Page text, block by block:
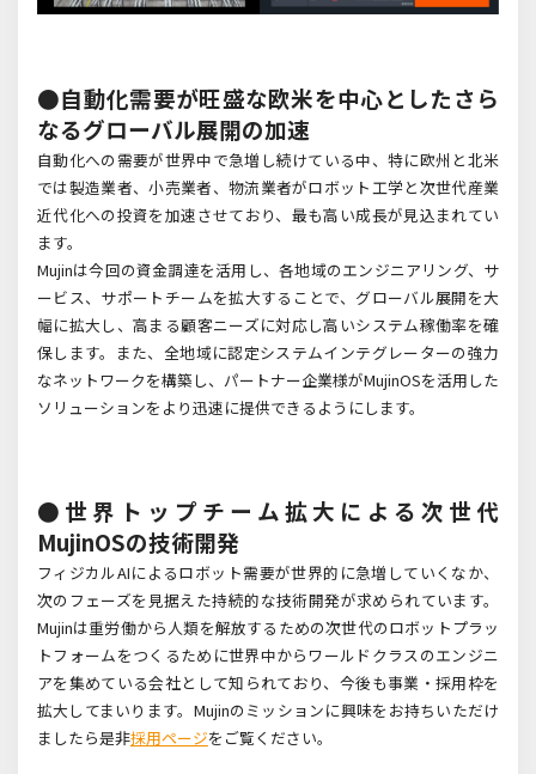
●自動化需要が旺盛な欧米を中心としたさら
なるグローバル展開の加速
自動化への需要が世界中で急増し続けている中、特に欧州と北米
では製造業者、小売業者、物流業者がロボット工学と次世代産業
近代化への投資を加速させており、最も高い成長が見込まれてい
ます。
Mujinは今回の資金調達を活用し、各地域のエンジニアリング、サ
ービス、サポートチームを拡大することで、グローバル展開を大
幅に拡大し、高まる顧客ニーズに対応し高いシステム稼働率を確
保します。また、全地域に認定システムインテグレーターの強力
なネットワークを構築し、パートナー企業様がMujinOSを活用した
ソリューションをより迅速に提供できるようにします。
●世界トップチーム拡大による次世代
MujinOSの技術開発
フィジカルAIによるロボット需要が世界的に急増していくなか、
次のフェーズを見据えた持続的な技術開発が求められています。
Mujinは重労働から人類を解放するための次世代のロボットプラッ
トフォームをつくるために世界中からワールドクラスのエンジニ
アを集めている会社として知られており、今後も事業・採用枠を
拡大してまいります。Mujinのミッションに興味をお持ちいただけ
ましたら是非採用ページをご覧ください。